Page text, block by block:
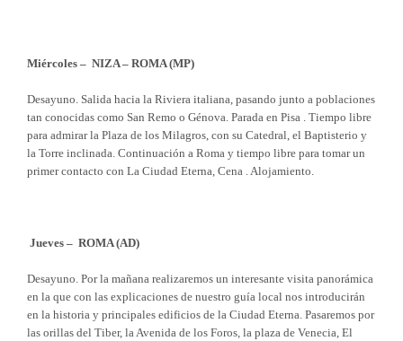
Miércoles – NIZA – ROMA (MP)
Desayuno. Salida hacia la Riviera italiana, pasando junto a poblaciones
tan conocidas como San Remo o Génova. Parada en Pisa . Tiempo libre
para admirar la Plaza de los Milagros, con su Catedral, el Baptisterio y
la Torre inclinada. Continuación a Roma y tiempo libre para tomar un
primer contacto con La Ciudad Eterna, Cena . Alojamiento.
Jueves – ROMA (AD)
Desayuno. Por la mañana realizaremos un interesante visita panorámica
en la que con las explicaciones de nuestro guía local nos introducirán
en la historia y principales edificios de la Ciudad Eterna. Pasaremos por
las orillas del Tiber, la Avenida de los Foros, la plaza de Venecia, El